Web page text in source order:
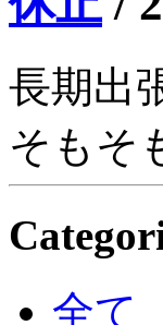
長期出
そもそ
全て